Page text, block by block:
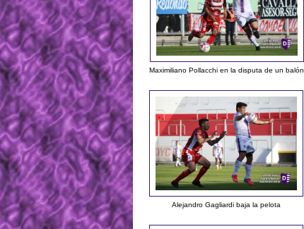
Maximiliano Pollacchi en la disputa de un balón
Alejandro Gagliardi baja la pelota